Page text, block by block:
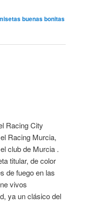
buenas bonitas
Racing City
Racing Murcia,
club de Murcia .
titular, de color
de fuego en las
vivos
ya un clásico del